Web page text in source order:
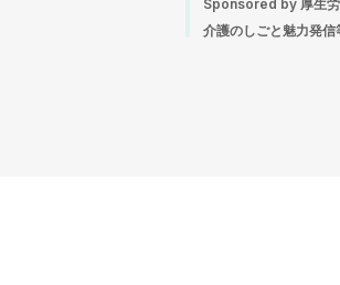
Sponsored by 厚生
介護のしごと魅力発信